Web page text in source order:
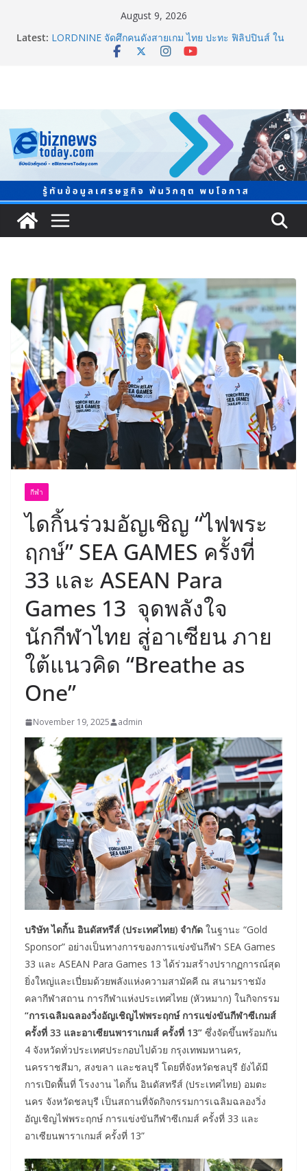
August 9, 2026
Latest:
ยิ่งใหญ่ Thailand e-Commerce Expo 2026 ผนึกกว่า 50
พันธมิตร ปั้นผู้ประกอบการไทยสู่ตลาดโลก คาดเงินสะพัด
กว่า 300 ล้านบาท
“ทรงศักดิ์” ประชุมร่างแผน สสส. ปี 70 เน้นขยายงานสร้าง
เสริมสุขภาพรายจังหวัด หนุนวาระกลาง “ขับเคลื่อนใช้
ข้อมูลเชิงพื้นที่” เล็งวัดผลได้ภายใน 1 ปี
จับตาการตลาดบุหรี่ไฟฟ้าผ่านโลกโซเซียล
ชวนโหวต “People’s Choice Awards” ดันผู้บริโภคร่วม
ตัดสินสุดยอดบริษัทอสังหาฯ และเอเจนต์ที่ชื่นชอบแห่งปี
2026
กีฬา
ไดกิ้นร่วมอัญเชิญ “ไฟพระ
ฤกษ์” SEA GAMES ครั้งที่
33 และ ASEAN Para
Games 13 จุดพลังใจ
นักกีฬาไทย สู่อาเซียน ภาย
ใต้แนวคิด “Breathe as
One”
November 19, 2025 admin
บริษัท ไดกิ้น อินดัสทรีส์ (ประเทศไทย) จำกัด ในฐานะ “Gold
Sponsor” อย่างเป็นทางการของการแข่งขันกีฬา SEA Games
33 และ ASEAN Para Games 13 ได้ร่วมสร้างปรากฏการณ์สุด
ยิ่งใหญ่และเปี่ยมด้วยพลังแห่งความสามัคคี ณ สนามราชมัง
คลากีฬาสถาน การกีฬาแห่งประเทศไทย (หัวหมาก) ในกิจกรรม
“การเฉลิมฉลองวิ่งอัญเชิญไฟพระฤกษ์ การแข่งขันกีฬาซีเกมส์
ครั้งที่ 33 และอาเซียนพาราเกมส์ ครั้งที่ 13” ซึ่งจัดขึ้นพร้อมกัน
4 จังหวัดทั่วประเทศประกอบไปด้วย กรุงเทพมหานคร,
นครราชสีมา, สงขลา และชลบุรี โดยที่จังหวัดชลบุรี ยังได้มี
การเปิดพื้นที่ โรงงาน ไดกิ้น อินดัสทรีส์ (ประเทศไทย) อมตะ
นคร จังหวัดชลบุรี เป็นสถานที่จัดกิจกรรมการเฉลิมฉลองวิ่ง
อัญเชิญไฟพระฤกษ์ การแข่งขันกีฬาซีเกมส์ ครั้งที่ 33 และ
อาเซียนพาราเกมส์ ครั้งที่ 13”